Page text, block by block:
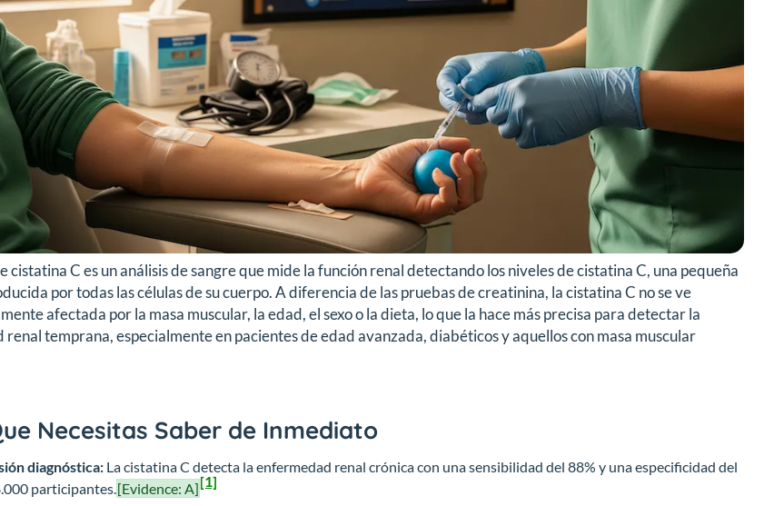
cistatina C es un análisis de sangre que mide la función renal detectando los niveles de cistatina C, una pequeña
por todas las células de su cuerpo. A diferencia de las pruebas de creatinina, la cistatina C no se ve
afectada por la masa muscular, la edad, el sexo o la dieta, lo que la hace más precisa para detectar la
temprana, especialmente en pacientes de edad avanzada, diabéticos y aquellos con masa muscular
Necesitas Saber de Inmediato
diagnóstica: La cistatina C detecta la enfermedad renal crónica con una sensibilidad del 88% y una especificidad del
participantes.[Evidence: A][1]